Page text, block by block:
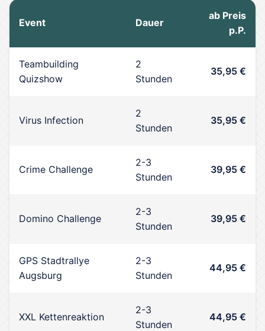
Event Dauer
ab Preis
p.P.
Teambuilding
Quizshow
2
Stunden
35,95 €
Virus Infection
2
Stunden
35,95 €
Crime Challenge
2-3
Stunden
39,95 €
Domino Challenge
2-3
Stunden
39,95 €
GPS Stadtrallye
Augsburg
2-3
Stunden
44,95 €
XXL Kettenreaktion
2-3
Stunden
44,95 €